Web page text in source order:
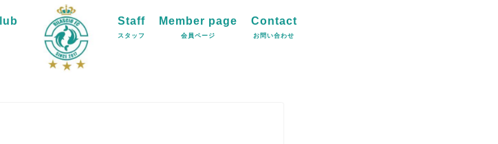
Staff
スタッフ
Member page
会員ページ
Contact
お問い合わせ